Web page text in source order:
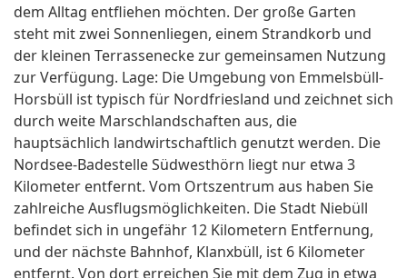
dem Alltag entfliehen möchten. Der große Garten
steht mit zwei Sonnenliegen, einem Strandkorb und
der kleinen Terrassenecke zur gemeinsamen Nutzung
zur Verfügung. Lage: Die Umgebung von Emmelsbüll-
Horsbüll ist typisch für Nordfriesland und zeichnet sich
durch weite Marschlandschaften aus, die
hauptsächlich landwirtschaftlich genutzt werden. Die
Nordsee-Badestelle Südwesthörn liegt nur etwa 3
Kilometer entfernt. Vom Ortszentrum aus haben Sie
zahlreiche Ausflugsmöglichkeiten. Die Stadt Niebüll
befindet sich in ungefähr 12 Kilometern Entfernung,
und der nächste Bahnhof, Klanxbüll, ist 6 Kilometer
entfernt. Von dort erreichen Sie mit dem Zug in etwa